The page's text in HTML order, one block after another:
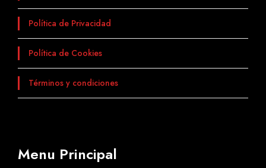
Política de Privacidad
Política de Cookies
Términos y condiciones
Menu Principal